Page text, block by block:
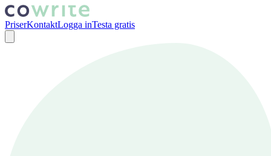
PriserKontaktLogga inTesta gratis